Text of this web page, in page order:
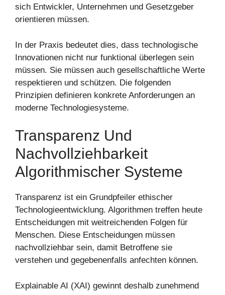
sich Entwickler, Unternehmen und Gesetzgeber
orientieren müssen.
In der Praxis bedeutet dies, dass technologische
Innovationen nicht nur funktional überlegen sein
müssen. Sie müssen auch gesellschaftliche Werte
respektieren und schützen. Die folgenden
Prinzipien definieren konkrete Anforderungen an
moderne Technologiesysteme.
Transparenz Und
Nachvollziehbarkeit
Algorithmischer Systeme
Transparenz ist ein Grundpfeiler ethischer
Technologieentwicklung. Algorithmen treffen heute
Entscheidungen mit weitreichenden Folgen für
Menschen. Diese Entscheidungen müssen
nachvollziehbar sein, damit Betroffene sie
verstehen und gegebenenfalls anfechten können.
Explainable AI (XAI) gewinnt deshalb zunehmend